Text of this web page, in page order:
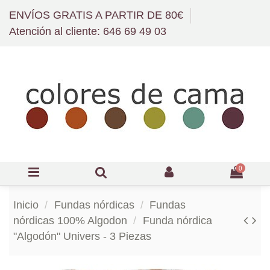
ENVÍOS GRATIS A PARTIR DE 80€
Atención al cliente: 646 69 49 03
0
Inicio Fundas nórdicas
Fundas
nórdicas 100% Algodon
Funda nórdica
"Algodón" Univers - 3 Piezas